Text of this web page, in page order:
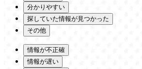
分かりやすい
探していた情報が見つかった
その他
情報が不正確
情報が遅い